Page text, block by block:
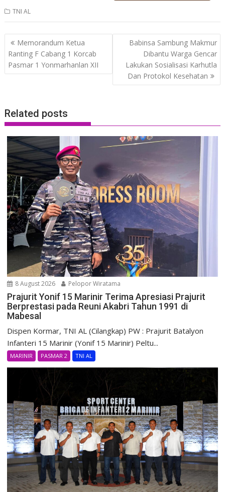
TNI AL
Post
navigation
Memorandum Ketua
Ranting F Cabang 1 Korcab
Pasmar 1 Yonmarhanlan XII
Babinsa Sambung Makmur
Dibantu Warga Gencar
Lakukan Sosialisasi Karhutla
Dan Protokol Kesehatan
Related posts
8 August 2026 Pelopor Wiratama
Prajurit Yonif 15 Marinir Terima Apresiasi Prajurit
Berprestasi pada Reuni Akabri Tahun 1991 di
Mabesal
Dispen Kormar, TNI AL (Cilangkap) PW : Prajurit Batalyon
Infanteri 15 Marinir (Yonif 15 Marinir) Peltu...
MARINIR PASMAR 2 TNI AL